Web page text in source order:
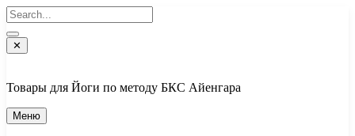
Перейти
к
содержимому
✕
Товары для Йоги по методу БКС Айенгара
Меню